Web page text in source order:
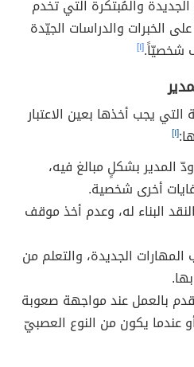
الجديدة والمُبتكرة التي تخدم
الخبرات والدراسات الجيّدة
شخصيّاً.[١]
التي يجب أخذها بعين الاعتبار
[١]
بشكلٍ مبالغ فيه،
أخرى شخصية.
البناء له، وعدم أخذ موقف
الجديدة، والتعلم من
بالعمل عند مواجهة صعوبة
عندما يكون من النوع العصبيّ